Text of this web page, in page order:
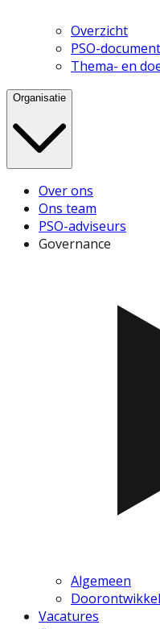
Overzicht
PSO-
Thema- en
Organisatie
Over ons
Ons team
PSO-adviseurs
Governance
Algemeen
Vacatures